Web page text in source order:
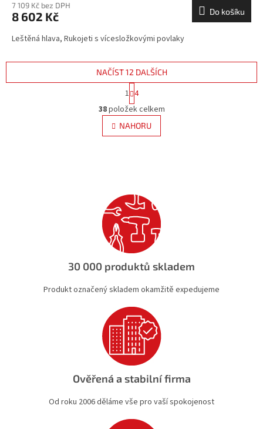
7 109 Kč bez DPH
8 602 Kč Do košíku
Leštěná hlava, Rukojeti s vícesložkovými povlaky
O
v
l
á
p
r
v
k
y
ý
p
s
u
NAČÍST 12 DALŠÍCH
S
t
r
á
n
k
1 4
38položek celkem
NAHORU
30 000 produktů skladem
Produkt označený skladem okamžitě expedujeme
Ověřená a stabilní firma
Od roku 2006 děláme vše pro vaší spokojenost